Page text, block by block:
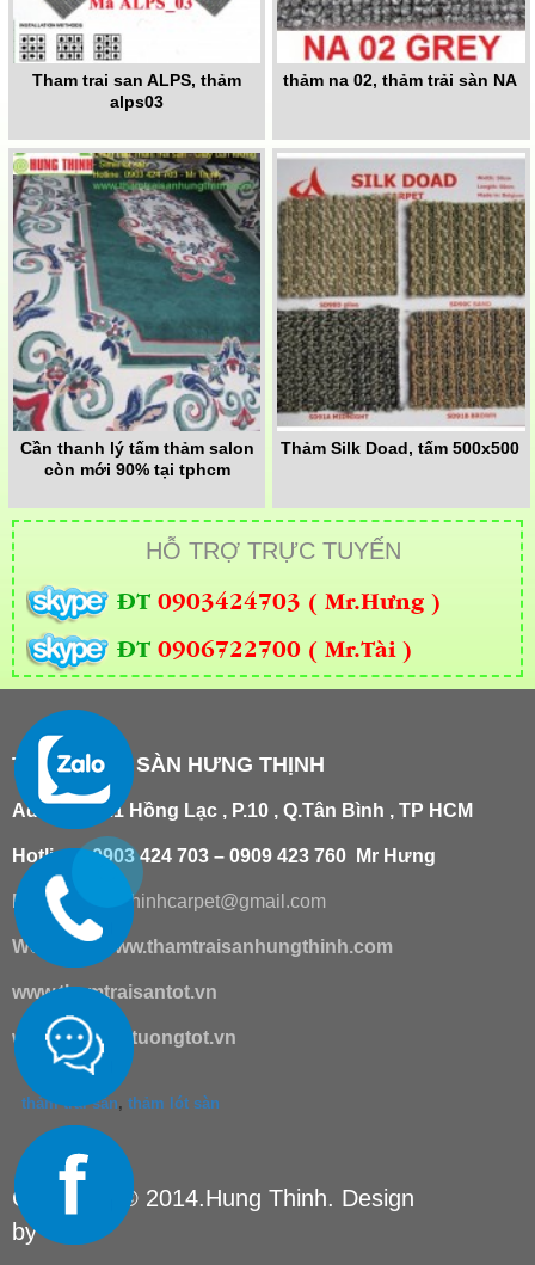
Tham trai san ALPS, thảm
alps03
thảm na 02, thảm trải sàn NA
Cần thanh lý tấm thảm salon
còn mới 90% tại tphcm
Thảm Silk Doad, tấm 500x500
HỖ TRỢ TRỰC TUYẾN
ĐT 0903424703 ( Mr.Hưng )
ĐT 0906722700 ( Mr.Tài )
THẢM TRẢI SÀN HƯNG THỊNH
Add : 181/21 Hồng Lạc , P.10 , Q.Tân Bình , TP HCM
Hotline : 0903 424 703 – 0909 423 760 Mr Hưng
Email : hungthinhcarpet@gmail.com
Website: www.thamtraisanhungthinh.com
www.thamtraisantot.vn
www.giaydantuongtot.vn
thảm trải sàn, thảm lót sàn
Copyright © 2014.Hung Thinh. Design
byTSM